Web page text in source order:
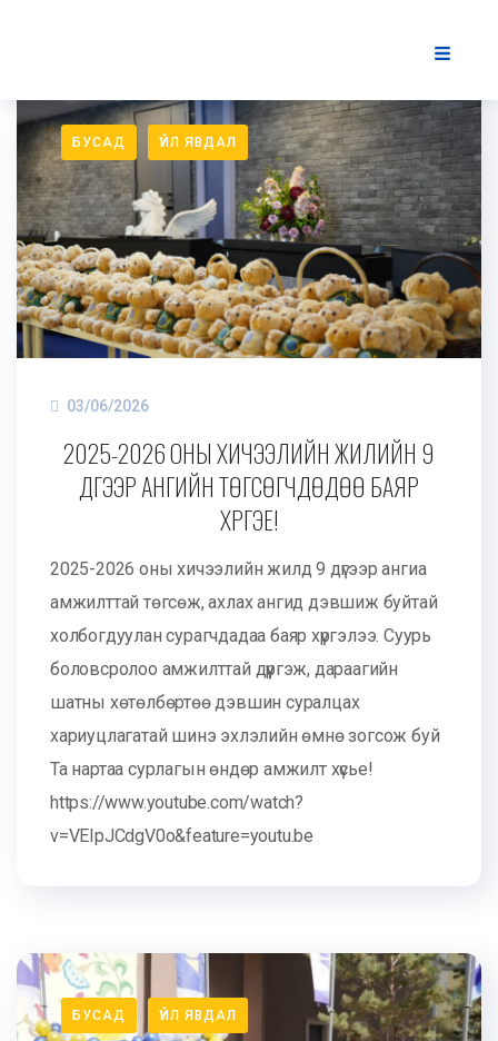
БУСАД ҮЙЛ ЯВДАЛ
03/06/2026
2025-2026 ОНЫ ХИЧЭЭЛИЙН ЖИЛИЙН 9
ДҮГЭЭР АНГИЙН ТӨГСӨГЧДӨДӨӨ БАЯР
ХҮРГЭЕ!
2025-2026 оны хичээлийн жилд 9 дүгээр ангиа
амжилттай төгсөж, ахлах ангид дэвшиж буйтай
холбогдуулан сурагчдадаа баяр хүргэлээ. Суурь
боловсролоо амжилттай дүүргэж, дараагийн
шатны хөтөлбөртөө дэвшин суралцах
хариуцлагатай шинэ эхлэлийн өмнө зогсож буй
Та нартаа сурлагын өндөр амжилт хүсье!
https://www.youtube.com/watch?
v=VEIpJCdgV0o&feature=youtu.be
БУСАД ҮЙЛ ЯВДАЛ